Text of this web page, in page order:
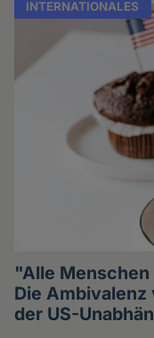
INTERNATIONALES
"Alle
Die Ambivalenz
der US-